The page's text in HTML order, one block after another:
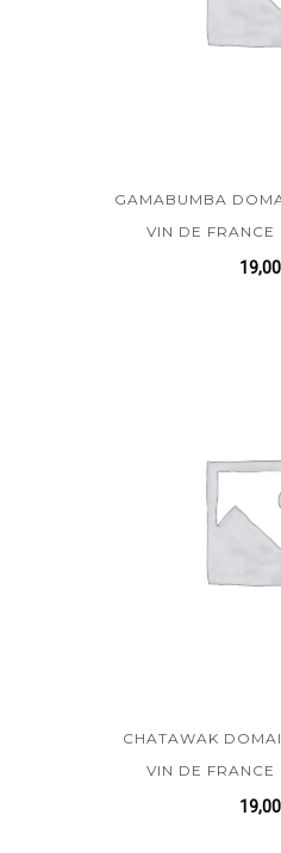
GAMABUMBA
VIN DE
19,00
CHATAWAK
VIN DE
19,00